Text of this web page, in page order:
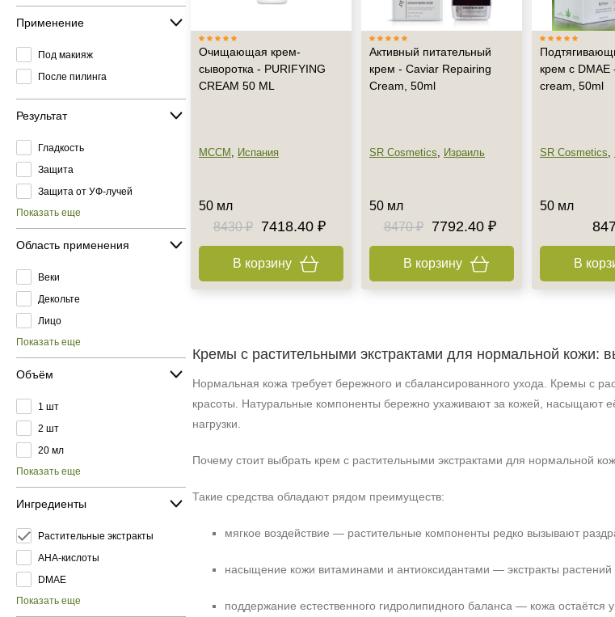
Применение
Под макияж
После пилинга
Результат
Гладкость
Защита
Защита от УФ-лучей
Показать еще
Область применения
Веки
Декольте
Лицо
Показать еще
Объём
1 шт
2 шт
20 мл
Показать еще
Ингредиенты
Растительные экстракты
AHA-кислоты
DMAE
Показать еще
Очищающая крем-
сыворотка - PURIFYING
CREAM 50 ML
MCCM , Испания
50 мл
8430 ₽
7418.40 ₽
В корзину
Активный питательный
крем - Caviar Repairing
Cream, 50ml
SR Cosmetics, Израиль
50 мл
8470 ₽
7792.40 ₽
В корзину
крем с DMAE
cream, 50ml
SR Cosmetics,
50 мл
В
Кремы с растительными экстрактами для нормальной кожи:
Нормальная кожа требует бережного и сбалансированного ухода. Кремы с
красоты. Натуральные компоненты бережно ухаживают за кожей, насыщают
нагрузки.
Почему стоит выбрать крем с растительными экстрактами для нормальной
Такие средства обладают рядом преимуществ:
мягкое воздействие — растительные компоненты редко вызывают
насыщение кожи витаминами и антиоксидантами — экстракты
поддержание естественного гидролипидного баланса — кожа остаётся
+7 (495) 640-58-89
+7 (929) 933-09-89